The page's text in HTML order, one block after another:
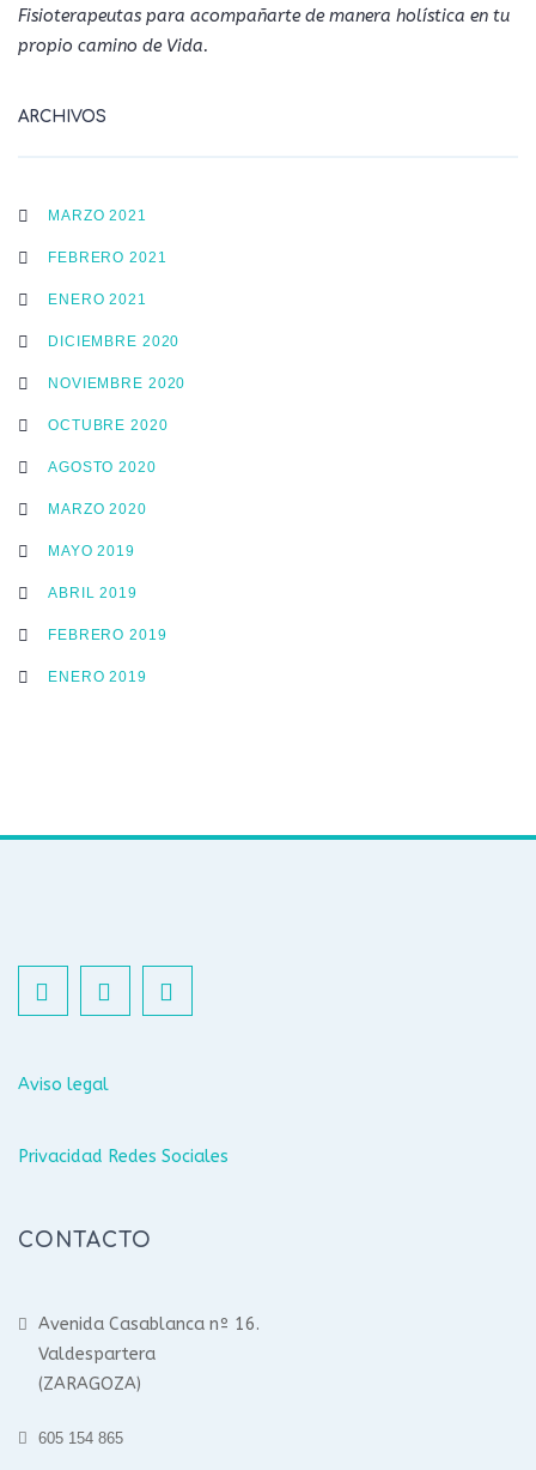
Fisioterapeutas para acompañarte de manera holística en tu
propio camino de Vida.
ARCHIVOS
MARZO 2021
FEBRERO 2021
ENERO 2021
DICIEMBRE 2020
NOVIEMBRE 2020
OCTUBRE 2020
AGOSTO 2020
MARZO 2020
MAYO 2019
ABRIL 2019
FEBRERO 2019
ENERO 2019
Aviso legal
Privacidad Redes Sociales
CONTACTO
Avenida Casablanca nº 16.
Valdespartera
(ZARAGOZA)
605 154 865